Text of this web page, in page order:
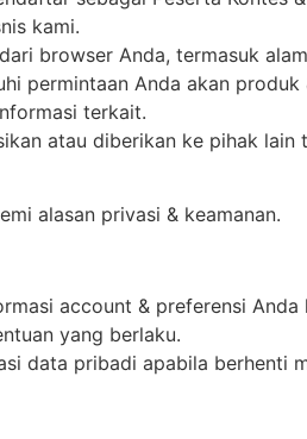
kami.
browser Anda, termasuk
permintaan Anda akan
terkait.
atau diberikan ke pihak lain
alasan privasi & keamanan.
account & preferensi
yang berlaku.
data pribadi apabila berhenti